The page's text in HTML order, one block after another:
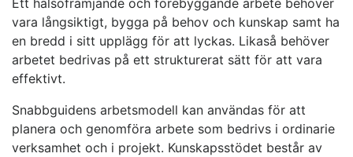
Ett hälsofrämjande och förebyggande arbete behöver
vara långsiktigt, bygga på behov och kunskap samt ha
en bredd i sitt upplägg för att lyckas. Likaså behöver
arbetet bedrivas på ett strukturerat sätt för att vara
effektivt.
Snabbguidens arbetsmodell kan användas för att
planera och genomföra arbete som bedrivs i ordinarie
verksamhet och i projekt. Kunskapsstödet består av